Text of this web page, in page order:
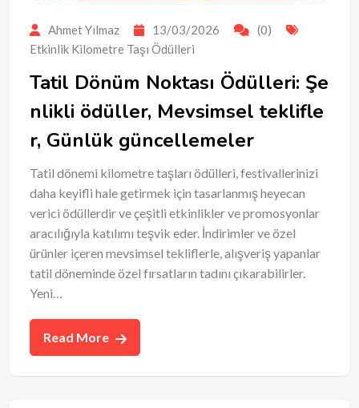
Ahmet Yılmaz 13/03/2026
(0)
Etkinlik Kilometre Taşı Ödülleri
Tatil Dönüm Noktası Ödülleri: Şe
nlikli ödüller, Mevsimsel teklifle
r, Günlük güncellemeler
Tatil dönemi kilometre taşları ödülleri, festivallerinizi
daha keyifli hale getirmek için tasarlanmış heyecan
verici ödüllerdir ve çeşitli etkinlikler ve promosyonlar
aracılığıyla katılımı teşvik eder. İndirimler ve özel
ürünler içeren mevsimsel tekliflerle, alışveriş yapanlar
tatil döneminde özel fırsatların tadını çıkarabilirler.
Yeni…
Read More